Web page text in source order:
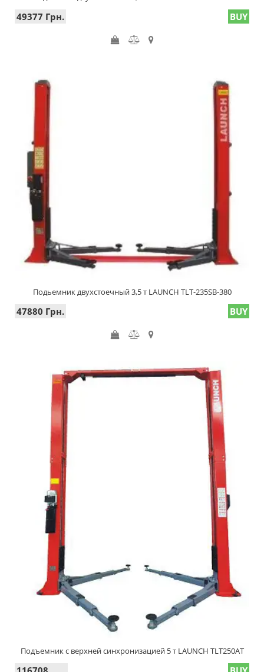
49377 Грн. BUY
Подьемник двухстоечный 3,5 т LAUNCH TLT-235SB-380
47880 Грн. BUY
Подъемник с верхней синхронизацией 5 т LAUNCH TLT250AT